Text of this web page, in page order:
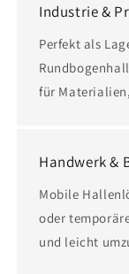
Industrie &
Perfekt als
für
Handwerk &
Mobile
oder
und leicht